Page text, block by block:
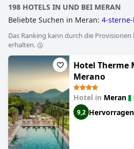
198 HOTELS IN UND BEI MERAN
Beliebte Suchen in Meran: 4-
hotels mit hallenbad, yoga hotels,
golfhotels
Das Ranking kann durch die
erhalten.
Hotel Therme
Merano
Hotel in Meran
9,2